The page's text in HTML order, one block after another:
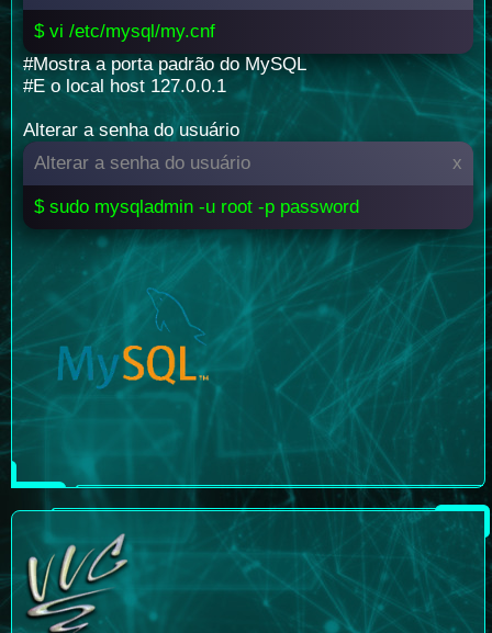
$ vi /etc/mysql/my.cnf
#Mostra a porta padrão do MySQL
#E o local host 127.0.0.1
Alterar a senha do usuário
Alterar a senha do usuário
x
$ sudo mysqladmin -u root -p password